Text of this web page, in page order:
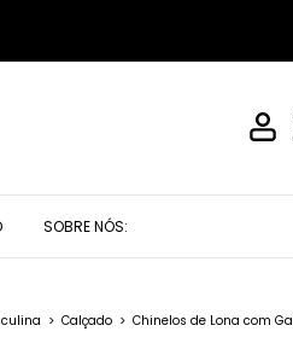
SOBRE NÓS:
> Calçado > Chinelos de Lona com